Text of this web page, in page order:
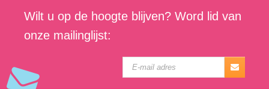
Wilt u op de hoogte blijven? Word lid van
onze mailinglijst: